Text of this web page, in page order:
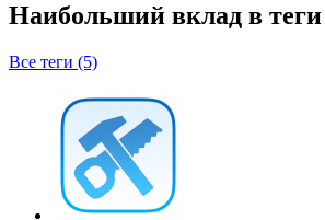
Наибольший вклад в теги
Все теги (5)